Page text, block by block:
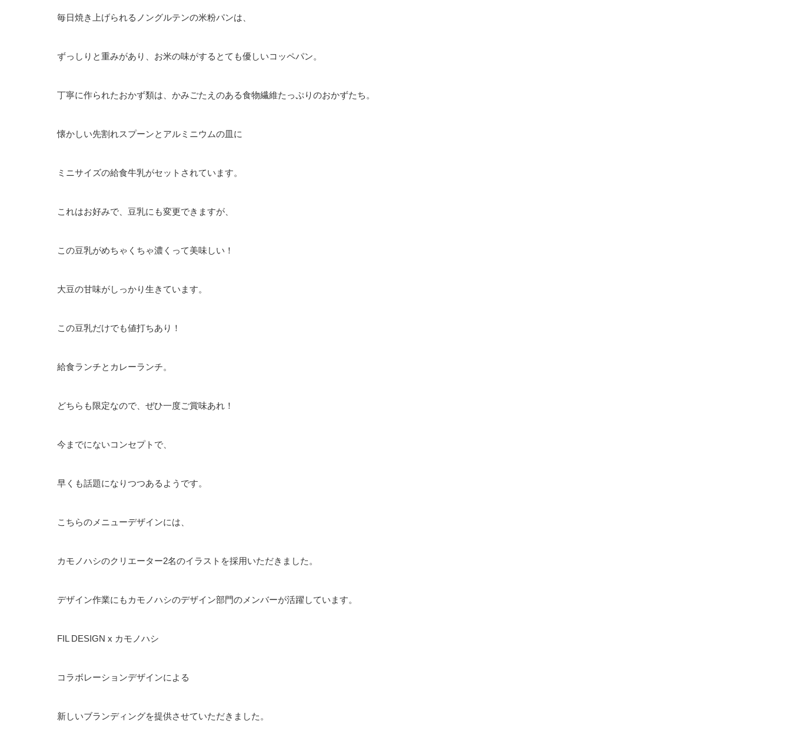
毎日焼き上げられるノングルテンの米粉パンは、
ずっしりと重みがあり、お米の味がするとても優しいコッペパン。
丁寧に作られたおかず類は、かみごたえのある食物繊維たっぷりのおかずたち。
懐かしい先割れスプーンとアルミニウムの皿に
ミニサイズの給食牛乳がセットされています。
これはお好みで、豆乳にも変更できますが、
この豆乳がめちゃくちゃ濃くって美味しい！
大豆の甘味がしっかり生きています。
この豆乳だけでも値打ちあり！
給食ランチとカレーランチ。
どちらも限定なので、ぜひ一度ご賞味あれ！
今までにないコンセプトで、
早くも話題になりつつあるようです。
こちらのメニューデザインには、
カモノハシのクリエーター2名のイラストを採用いただきました。
デザイン作業にもカモノハシのデザイン部門のメンバーが活躍しています。
FIL DESIGN x カモノハシ
コラボレーションデザインによる
新しいブランディングを提供させていただきました。